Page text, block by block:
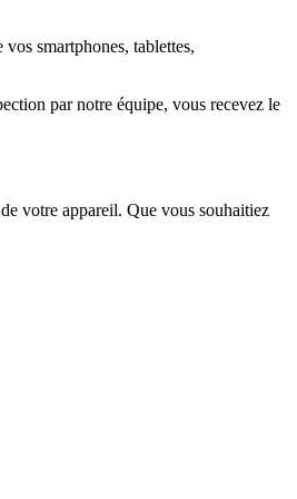
smartphones, tablettes,
par notre équipe, vous recevez le
votre appareil. Que vous souhaitiez